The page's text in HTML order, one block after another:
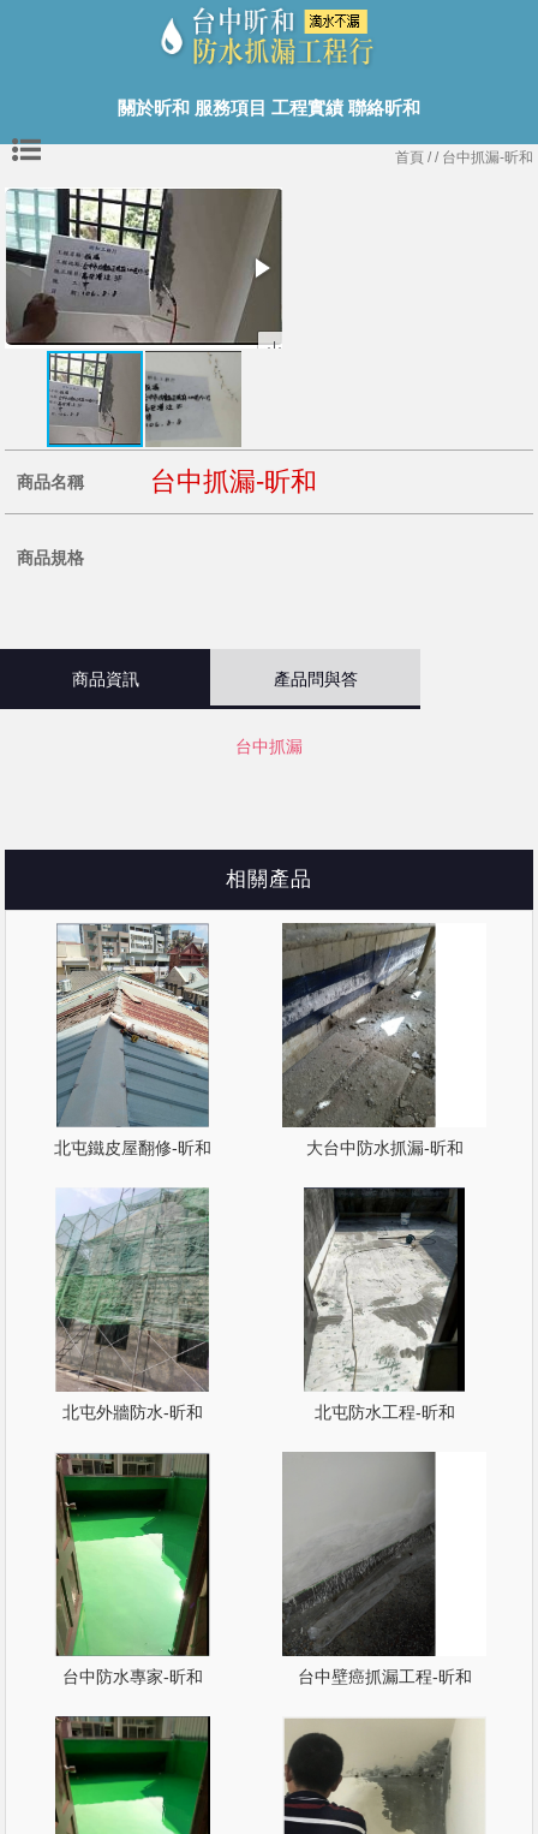
關於昕和 服務項目 工程實績 聯絡昕和
首頁// 台中抓漏-昕和
商品名稱 台中抓漏-昕和
商品規格
商品資訊 產品問與答
台中抓漏
相關產品
北屯鐵皮屋翻修-昕和 大台中防水抓漏-昕和
北屯外牆防水-昕和 北屯防水工程-昕和
台中防水專家-昕和 台中壁癌抓漏工程-昕和